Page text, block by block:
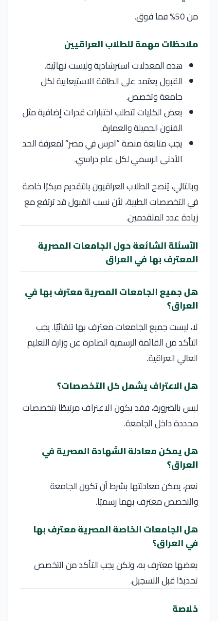
من 50% فما فوق.
ملاحظات مهمة للطلاب العراقيين
هذه المعدلات استرشادية وليست نهائية.
القبول يعتمد على الطاقة الاستيعابية لكل
جامعة وتخصص.
بعض الكليات تتطلب اختبارات قدرات إضافية مثل
الفنون الجميلة والعمارة.
يجب متابعة منصة “ادرس في مصر” لمعرفة الحد
الأدنى الرسمي لكل عام دراسي.
وبالتالي، يُنصح الطلاب العراقيون بالتقديم مبكرًا خاصة
في التخصصات الطبية، لأن نسب القبول قد ترتفع مع
زيادة عدد المتقدمين.
الأسئلة الشائعة حول الجامعات المصرية
المعترف بها في العراق
هل جميع الجامعات المصرية معترف بها في
العراق؟
لا، ليست جميع الجامعات معترف بها تلقائيًا. يجب
التأكد من القائمة الرسمية الصادرة عن وزارة التعليم
العالي العراقية.
هل الاعتراف يشمل كل التخصصات؟
ليس بالضرورة، فقد يكون الاعتراف مرتبطًا بتخصصات
محددة داخل الجامعة.
هل يمكن معادلة الشهادة المصرية في
العراق؟
نعم، يمكن معادلتها بشرط أن تكون الجامعة
والتخصص معترف بهما رسميًا.
هل الجامعات الخاصة المصرية معترف بها
في العراق؟
بعضها معترف به، ولكن يجب التأكد من التخصص
تحديدًا قبل التسجيل.
خلاصة